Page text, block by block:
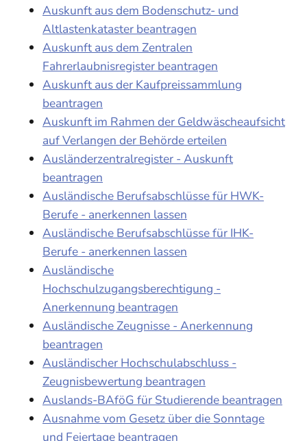
Auskunft aus dem Bodenschutz- und
Altlastenkataster beantragen
Auskunft aus dem Zentralen
Fahrerlaubnisregister beantragen
Auskunft aus der Kaufpreissammlung
beantragen
Auskunft im Rahmen der Geldwäscheaufsicht
auf Verlangen der Behörde erteilen
Ausländerzentralregister - Auskunft
beantragen
Ausländische Berufsabschlüsse für HWK-
Berufe - anerkennen lassen
Ausländische Berufsabschlüsse für IHK-
Berufe - anerkennen lassen
Ausländische
Hochschulzugangsberechtigung -
Anerkennung beantragen
Ausländische Zeugnisse - Anerkennung
beantragen
Ausländischer Hochschulabschluss -
Zeugnisbewertung beantragen
Auslands-BAföG für Studierende beantragen
Ausnahme vom Gesetz über die Sonntage
und Feiertage beantragen